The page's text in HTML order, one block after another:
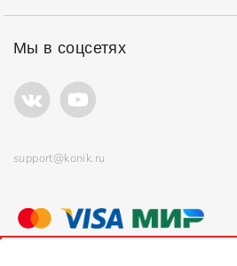
Мы в соцсетях
support@konik.ru